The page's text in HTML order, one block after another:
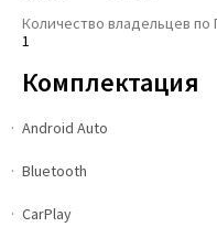
Количество владельцев по
1
Комплектация
Android Auto
Bluetooth
CarPlay